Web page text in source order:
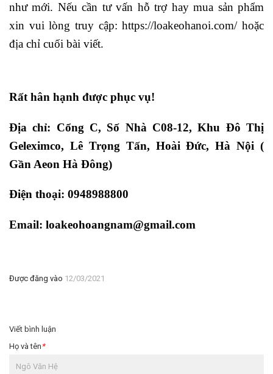
như mới. Nếu cần tư vấn hỗ trợ hay mua sản phẩm
xin vui lòng truy cập: https://loakeohanoi.com/ hoặc
địa chỉ cuối bài viết.
Rất hân hạnh được phục vụ!
Địa chỉ: Cổng C, Số Nhà C08-12, Khu Đô Thị
Geleximco, Lê Trọng Tấn, Hoài Đức, Hà Nội (
Gần Aeon Hà Đông)
Điện thoại: 0948988800
Email: loakeohoangnam@gmail.com
Được đăng vào 12/03/2021
Viết bình luận
Họ và tên *